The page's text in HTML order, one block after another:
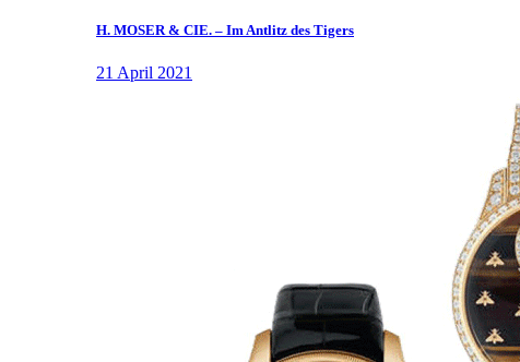
H. MOSER & CIE. – Im Antlitz des Tigers
21 April 2021